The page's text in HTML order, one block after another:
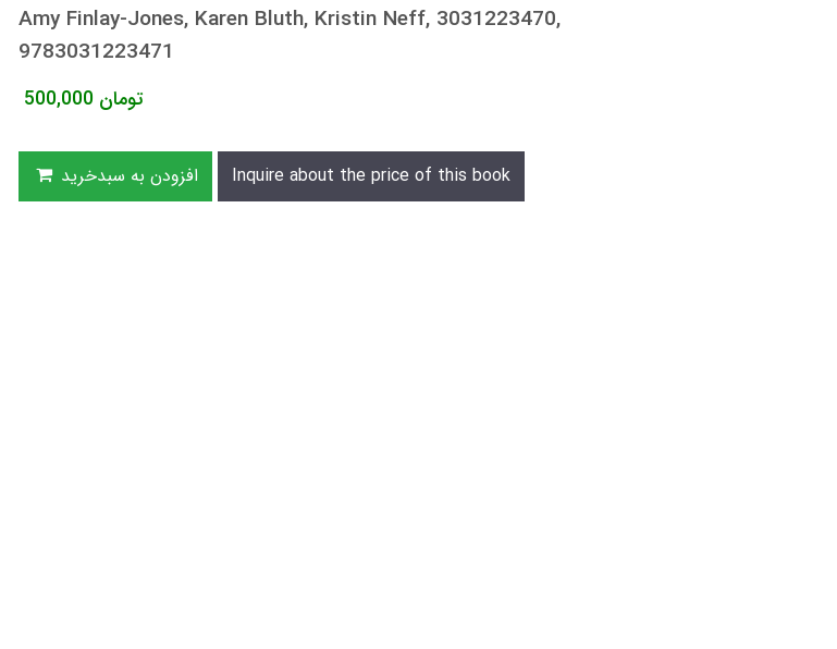
Amy Finlay-Jones, Karen Bluth, Kristin Neff, 3031223470,
9783031223471
500,000 تومان
افزودن به سبدخرید Inquire about the price of this book